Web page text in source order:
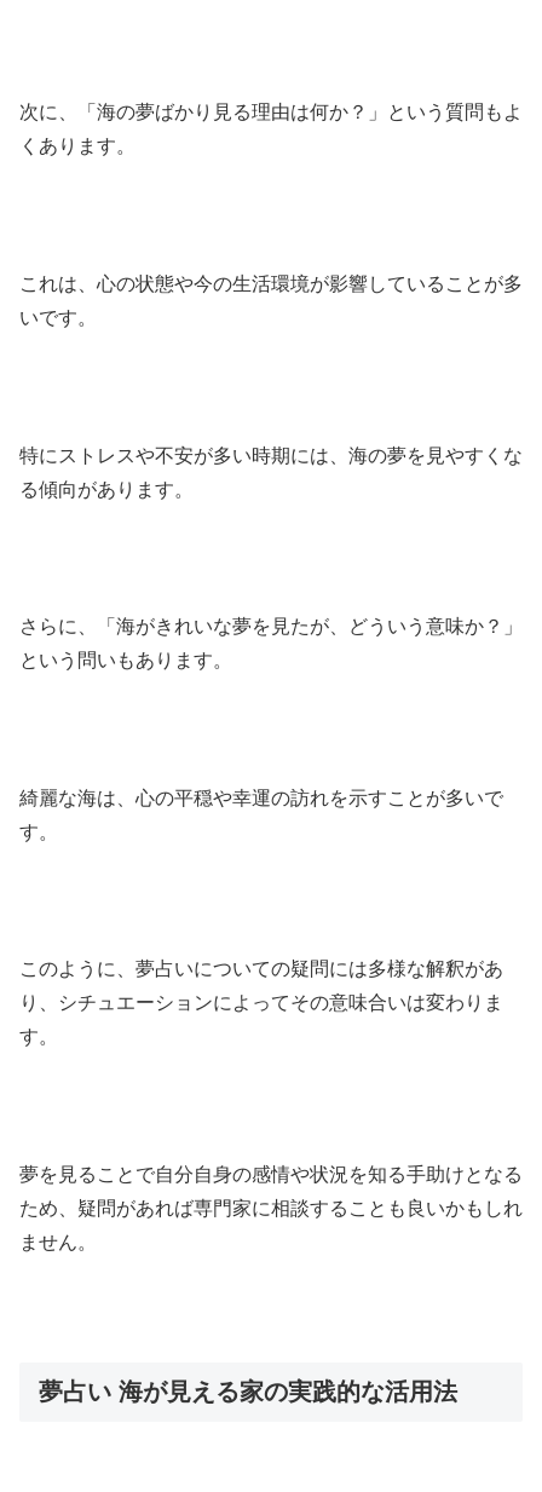
次に、「海の夢ばかり見る理由は何か？」という質問もよ
くあります。
これは、心の状態や今の生活環境が影響していることが多
いです。
特にストレスや不安が多い時期には、海の夢を見やすくな
る傾向があります。
さらに、「海がきれいな夢を見たが、どういう意味か？」
という問いもあります。
綺麗な海は、心の平穏や幸運の訪れを示すことが多いで
す。
このように、夢占いについての疑問には多様な解釈があ
り、シチュエーションによってその意味合いは変わりま
す。
夢を見ることで自分自身の感情や状況を知る手助けとなる
ため、疑問があれば専門家に相談することも良いかもしれ
ません。
夢占い 海が見える家の実践的な活用法